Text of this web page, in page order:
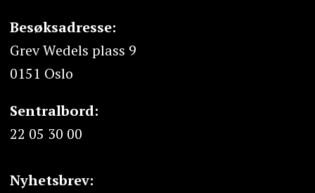
Besøksadresse:
Grev Wedels plass 9
0151 Oslo
Sentralbord:
22 05 30 00
Nyhetsbrev: